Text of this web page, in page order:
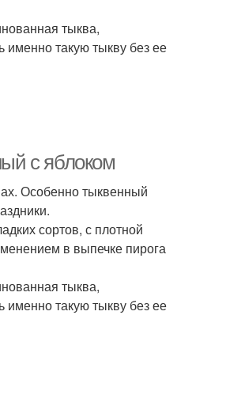
тыква,
такую тыкву без ее
с яблоком
Особенно тыквенный
сортов, с плотной
в выпечке пирога
тыква,
такую тыкву без ее